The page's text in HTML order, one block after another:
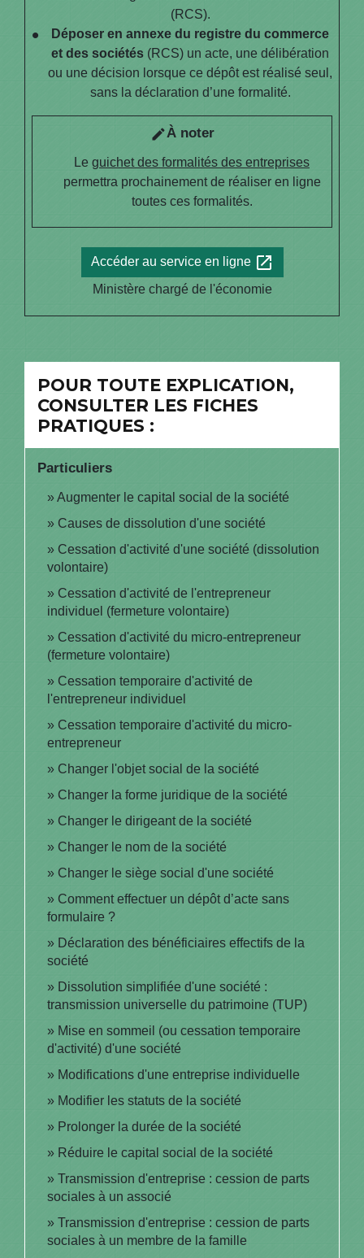
(RCS).
Déposer en annexe du registre du commerce
et des sociétés (RCS) un acte, une délibération
ou une décision lorsque ce dépôt est réalisé seul,
sans la déclaration d’une formalité.
editÀ noter
Le guichet des formalités des entreprises
permettra prochainement de réaliser en ligne
toutes ces formalités.
Accéder au service en ligne open_in_new
Ministère chargé de l'économie
POUR TOUTE EXPLICATION,
CONSULTER LES FICHES
PRATIQUES :
Particuliers
Augmenter le capital social de la société
Causes de dissolution d'une société
Cessation d'activité d'une société (dissolution
volontaire)
Cessation d'activité de l'entrepreneur
individuel (fermeture volontaire)
Cessation d'activité du micro-entrepreneur
(fermeture volontaire)
Cessation temporaire d'activité de
l'entrepreneur individuel
Cessation temporaire d'activité du micro-
entrepreneur
Changer l'objet social de la société
Changer la forme juridique de la société
Changer le dirigeant de la société
Changer le nom de la société
Changer le siège social d'une société
Comment effectuer un dépôt d’acte sans
formulaire ?
Déclaration des bénéficiaires effectifs de la
société
Dissolution simplifiée d'une société :
transmission universelle du patrimoine (TUP)
Mise en sommeil (ou cessation temporaire
d'activité) d'une société
Modifications d'une entreprise individuelle
Modifier les statuts de la société
Prolonger la durée de la société
Réduire le capital social de la société
Transmission d'entreprise : cession de parts
sociales à un associé
Transmission d'entreprise : cession de parts
sociales à un membre de la famille